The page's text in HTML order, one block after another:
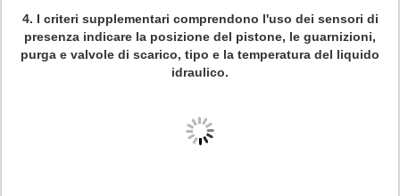
4. I criteri supplementari comprendono l'uso dei sensori di
presenza indicare la posizione del pistone, le guarnizioni,
purga e valvole di scarico, tipo e la temperatura del liquido
idraulico.